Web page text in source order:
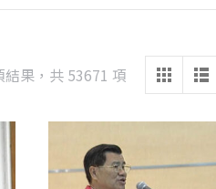
果，共 53671 項 Sorted
latest